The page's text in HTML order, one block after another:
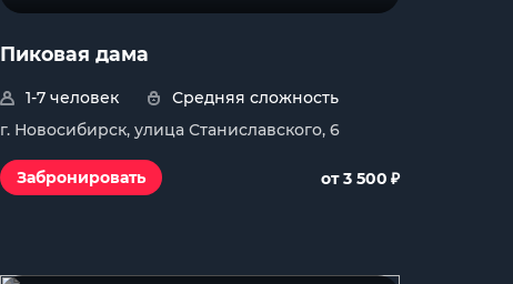
Пиковая дама
1-7 человек
Средняя сложность
г. Новосибирск, улица Станиславского, 6
Забронировать от 3 500 ₽